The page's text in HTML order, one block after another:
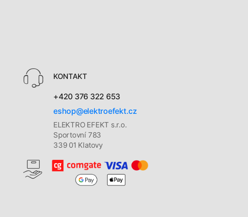
KONTAKT
+420 376 322 653
eshop@elektroefekt.cz
ELEKTRO EFEKT s.r.o.
Sportovní 783
339 01 Klatovy